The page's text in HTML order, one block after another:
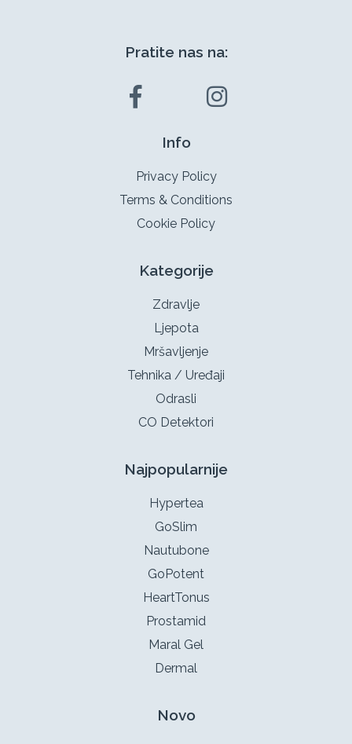
Pratite nas na:
Info
Privacy Policy
Terms & Conditions
Cookie Policy
Kategorije
Zdravlje
Ljepota
Mršavljenje
Tehnika / Uređaji
Odrasli
CO Detektori
Najpopularnije
Hypertea
GoSlim
Nautubone
GoPotent
HeartTonus
Prostamid
Maral Gel
Dermal
Novo